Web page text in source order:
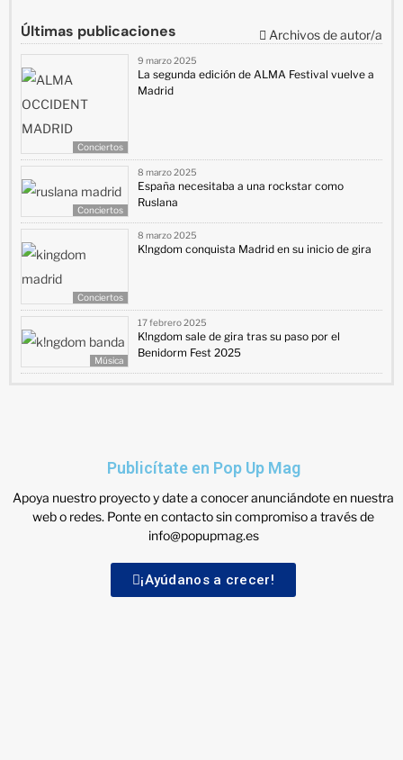
Últimas publicaciones Archivos de autor/a
Conciertos
9 marzo 2025
La segunda edición de ALMA Festival vuelve a
Madrid
Conciertos
8 marzo 2025
España necesitaba a una rockstar como
Ruslana
Conciertos
8 marzo 2025
K!ngdom conquista Madrid en su inicio de gira
Música
17 febrero 2025
K!ngdom sale de gira tras su paso por el
Benidorm Fest 2025
Publicítate en Pop Up Mag
Apoya nuestro proyecto y date a conocer anunciándote en nuestra
web o redes. Ponte en contacto sin compromiso a través de
info@popupmag.es
¡Ayúdanos a crecer!